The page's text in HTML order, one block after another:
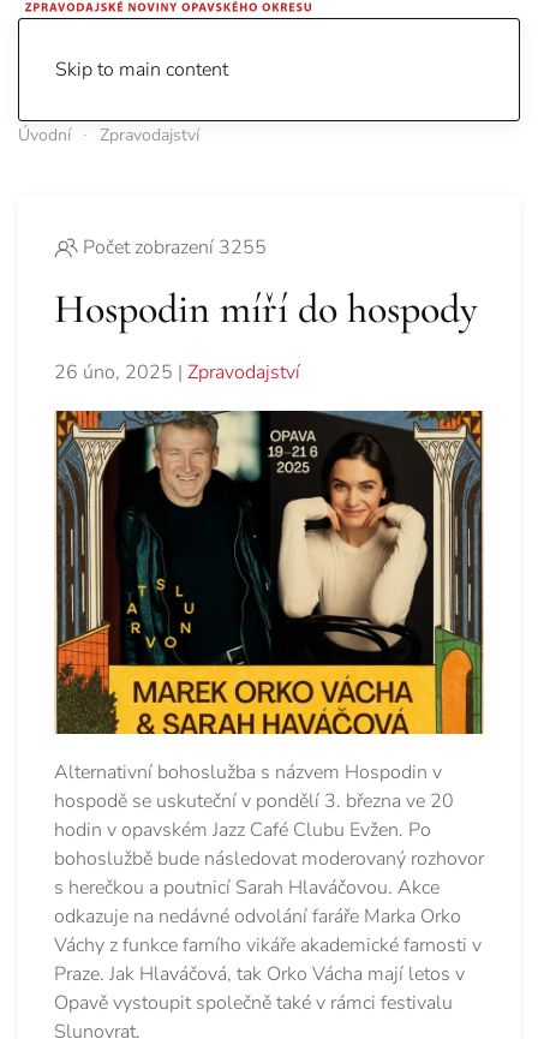
Skip to main content
Úvodní Zpravodajství
Počet zobrazení 3255
Hospodin míří do hospody
26 úno, 2025 | Zpravodajství
Alternativní bohoslužba s názvem Hospodin v
hospodě se uskuteční v pondělí 3. března ve 20
hodin v opavském Jazz Café Clubu Evžen. Po
bohoslužbě bude následovat moderovaný rozhovor
s herečkou a poutnicí Sarah Hlaváčovou. Akce
odkazuje na nedávné odvolání faráře Marka Orko
Váchy z funkce farního vikáře akademické farnosti v
Praze. Jak Hlaváčová, tak Orko Vácha mají letos v
Opavě vystoupit společně také v rámci festivalu
Slunovrat.